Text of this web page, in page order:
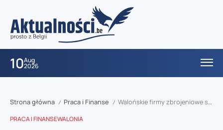
10Aug
2026
Strona główna / Praca i Finanse / Walońskie firmy zbrojeniowe szukają szans w Bawarii – „Budujemy przyszłość na trzy, cztery lata”
PRACA I FINANSEWALONIA